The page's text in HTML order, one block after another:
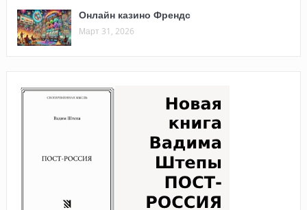
Онлайн казино Френдс
Март 31, 2026